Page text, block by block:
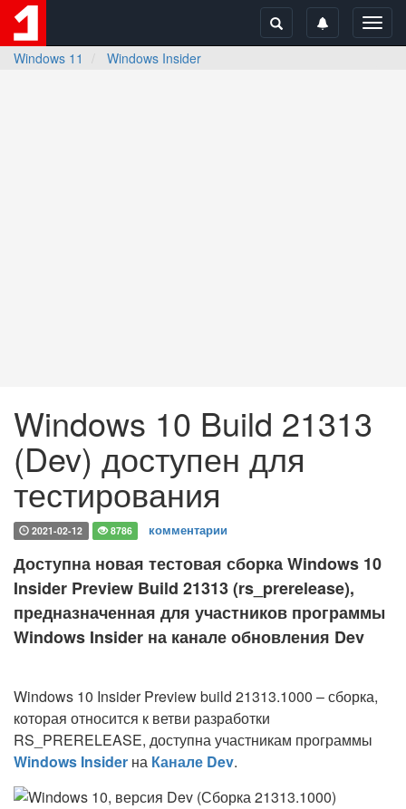
Windows 11
Windows Insider
Windows 10 Build 21313
(Dev) доступен для
тестирования
2021-02-12 8786 комментарии
Доступна новая тестовая сборка Windows 10
Insider Preview Build 21313 (rs_prerelease),
предназначенная для участников программы
Windows Insider на канале обновления Dev
Windows 10 Insider Preview build 21313.1000 – сборка,
которая относится к ветви разработки
RS_PRERELEASE, доступна участникам программы
Windows Insider на Канале Dev.